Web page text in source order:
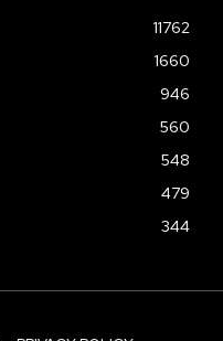
11762
1660
946
560
548
479
344